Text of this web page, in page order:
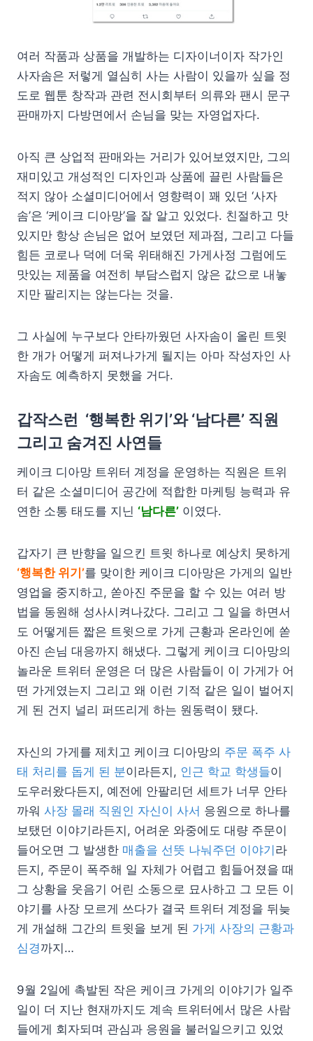
여러 작품과 상품을 개발하는 디자이너이자 작가인
사자솜은 저렇게 열심히 사는 사람이 있을까 싶을 정
도로 웹툰 창작과 관련 전시회부터 의류와 팬시 문구
판매까지 다방면에서 손님을 맞는 자영업자다.
아직 큰 상업적 판매와는 거리가 있어보였지만, 그의
재미있고 개성적인 디자인과 상품에 끌린 사람들은
적지 않아 소셜미디어에서 영향력이 꽤 있던 ‘사자
솜’은 ‘케이크 디아망’을 잘 알고 있었다. 친절하고 맛
있지만 항상 손님은 없어 보였던 제과점, 그리고 다들
힘든 코로나 덕에 더욱 위태해진 가게사정 그럼에도
맛있는 제품을 여전히 부담스럽지 않은 값으로 내놓
지만 팔리지는 않는다는 것을.
그 사실에 누구보다 안타까웠던 사자솜이 올린 트윗
한 개가 어떻게 퍼져나가게 될지는 아마 작성자인 사
자솜도 예측하지 못했을 거다.
갑작스런 ‘행복한 위기’와 ‘남다른’ 직원
그리고 숨겨진 사연들
케이크 디아망 트위터 계정을 운영하는 직원은 트위
터 같은 소셜미디어 공간에 적합한 마케팅 능력과 유
연한 소통 태도를 지닌 ‘남다른’ 이였다.
갑자기 큰 반향을 일으킨 트윗 하나로 예상치 못하게
‘행복한 위기’를 맞이한 케이크 디아망은 가게의 일반
영업을 중지하고, 쏟아진 주문을 할 수 있는 여러 방
법을 동원해 성사시켜나갔다. 그리고 그 일을 하면서
도 어떻게든 짧은 트윗으로 가게 근황과 온라인에 쏟
아진 손님 대응까지 해냈다. 그렇게 케이크 디아망의
놀라운 트위터 운영은 더 많은 사람들이 이 가게가 어
떤 가게였는지 그리고 왜 이런 기적 같은 일이 벌어지
게 된 건지 널리 퍼뜨리게 하는 원동력이 됐다.
자신의 가게를 제치고 케이크 디아망의 주문 폭주 사
태 처리를 돕게 된 분이라든지, 인근 학교 학생들이
도우러왔다든지, 예전에 안팔리던 세트가 너무 안타
까워 사장 몰래 직원인 자신이 사서 응원으로 하나를
보탰던 이야기라든지, 어려운 와중에도 대량 주문이
들어오면 그 발생한 매출을 선뜻 나눠주던 이야기라
든지, 주문이 폭주해 일 자체가 어렵고 힘들어졌을 때
그 상황을 웃음기 어린 소동으로 묘사하고 그 모든 이
야기를 사장 모르게 쓰다가 결국 트위터 계정을 뒤늦
게 개설해 그간의 트윗을 보게 된 가게 사장의 근황과
심경까지…
9월 2일에 촉발된 작은 케이크 가게의 이야기가 일주
일이 더 지난 현재까지도 계속 트위터에서 많은 사람
들에게 회자되며 관심과 응원을 불러일으키고 있었